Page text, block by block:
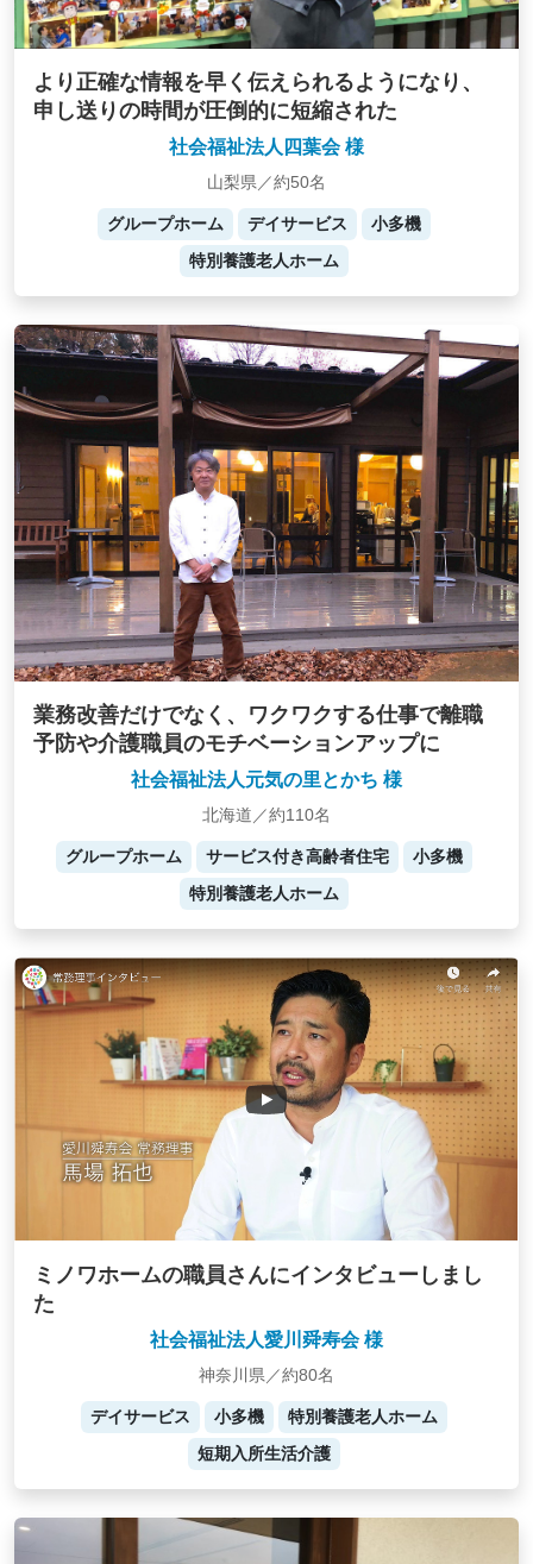
より正確な情報を早く伝えられるようになり、
申し送りの時間が圧倒的に短縮された
社会福祉法人四葉会 様
山梨県／約50名
グループホーム デイサービス
小多機
特別養護老人ホーム
業務改善だけでなく、ワクワクする仕事で離職
予防や介護職員のモチベーションアップに
社会福祉法人元気の里とかち 様
北海道／約110名
グループホーム サービス付き高齢者住宅
小多機
特別養護老人ホーム
ミノワホームの職員さんにインタビューしまし
た
社会福祉法人愛川舜寿会 様
神奈川県／約80名
デイサービス 小多機
特別養護老人ホーム
短期入所生活介護